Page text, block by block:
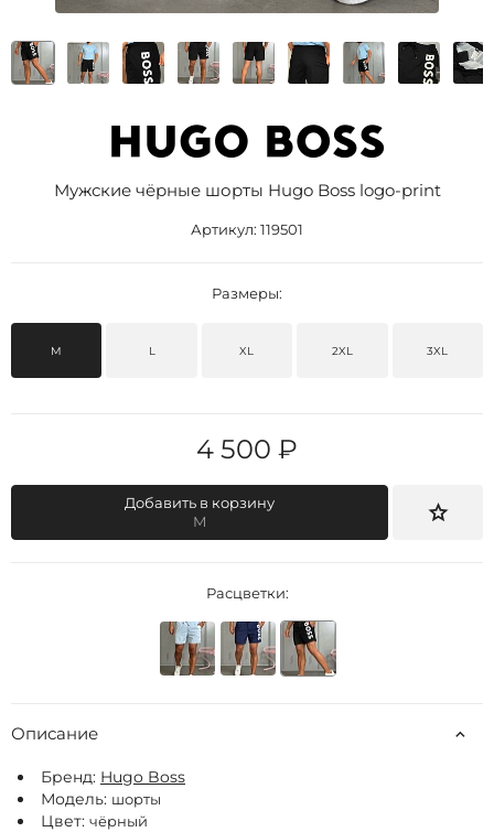
Мужские чёрные шорты Hugo Boss logo-print
Артикул: 119501
Размеры:
M L XL 2XL 3XL
4 500 ₽
Добавить в корзину
M
Расцветки:
Описание
Бренд: Hugo Boss
Модель: шорты
Цвет: чёрный